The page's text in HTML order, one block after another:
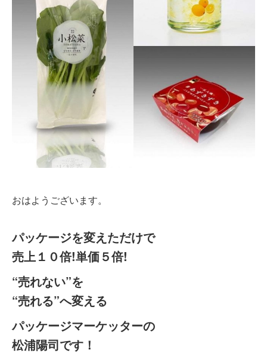
おはようございます。
パッケージを変えただけで
売上１０倍!単価５倍!
“売れない”を
“売れる”へ変える
パッケージマーケッターの
松浦陽司です！